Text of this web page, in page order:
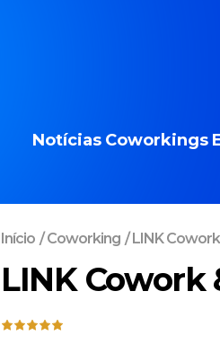
Notícias Coworkings
Início /Coworking / LINK
LINK Cowork